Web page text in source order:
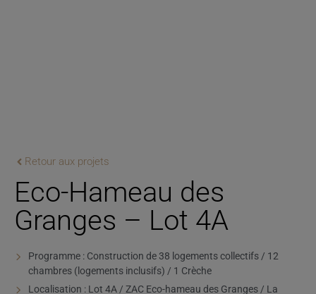
Retour aux projets
Eco-Hameau des
Granges – Lot 4A
Programme : Construction de 38 logements collectifs / 12
chambres (logements inclusifs) / 1 Crèche
Localisation : Lot 4A / ZAC Eco-hameau des Granges / La